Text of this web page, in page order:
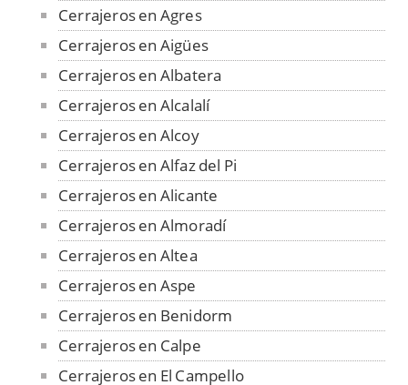
Cerrajeros en Agres
Cerrajeros en Aigües
Cerrajeros en Albatera
Cerrajeros en Alcalalí
Cerrajeros en Alcoy
Cerrajeros en Alfaz del Pi
Cerrajeros en Alicante
Cerrajeros en Almoradí
Cerrajeros en Altea
Cerrajeros en Aspe
Cerrajeros en Benidorm
Cerrajeros en Calpe
Cerrajeros en El Campello